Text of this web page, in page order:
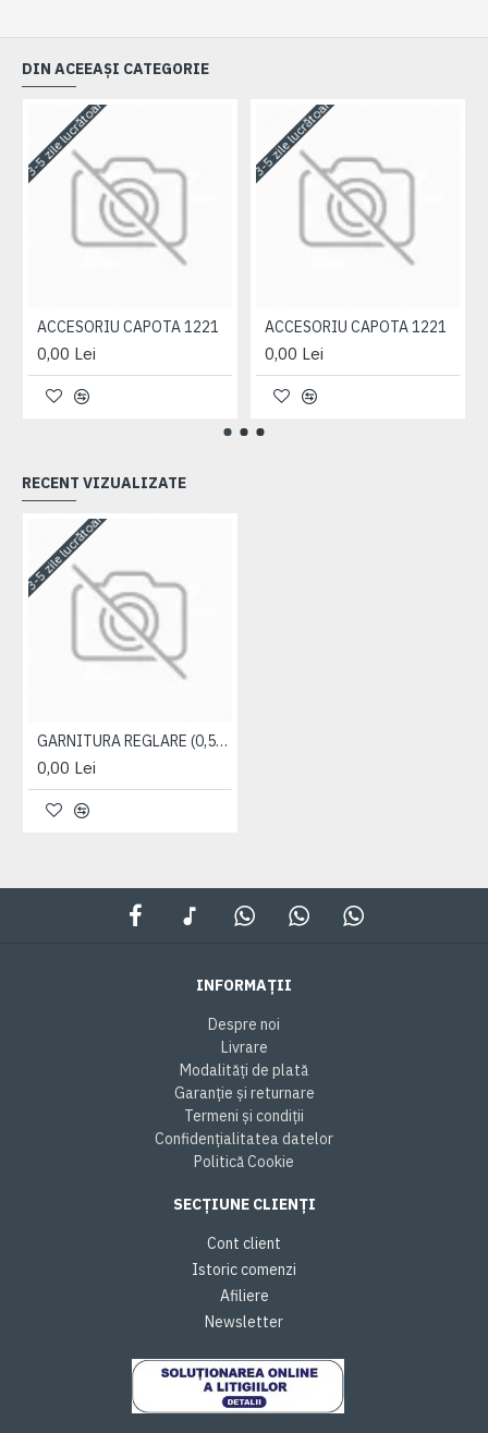
DIN ACEEAȘI CATEGORIE
3-5 zile lucrătoare
ACCESORIU CAPOTA 1221
0,00 Lei
3-5 zile lucrătoare
ACCESORIU CAPOTA 1221
0,00 Lei
RECENT VIZUALIZATE
3-5 zile lucrătoare
GARNITURA REGLARE (0,5MM)
0,00 Lei
INFORMAȚII
Despre noi
Livrare
Modalități de plată
Garanție și returnare
Termeni și condiții
Confidențialitatea datelor
Politică Cookie
SECȚIUNE CLIENȚI
Cont client
Istoric comenzi
Afiliere
Newsletter